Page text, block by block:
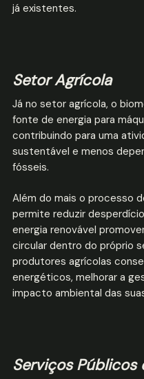
já existentes.
Setor Agrícola
Já no setor agrícola, o
fonte de energia para
contribuindo para uma
sustentável e menos
fósseis.
Além do mais o processo
permite reduzir
energia renovável
circular dentro do próprio
produtores agrícolas
energéticos, melhorar a
impacto ambiental das
Serviços Públicos